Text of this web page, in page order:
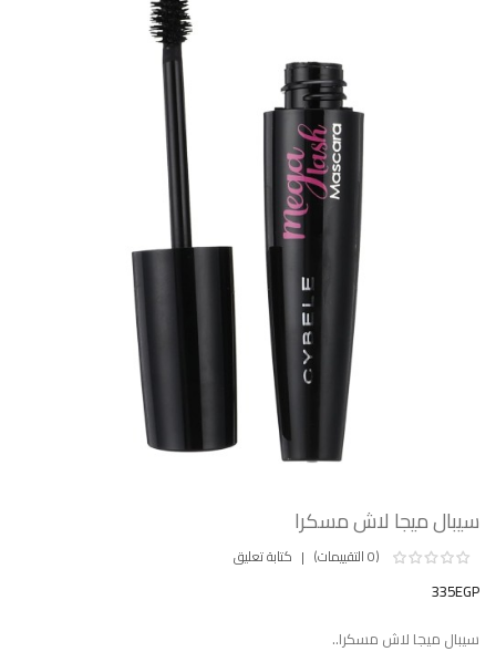
سيبال ميجا لاش مسكرا
(0 التقييمات) كتابة تعليق
335EGP
سيبال ميجا لاش مسكرا..